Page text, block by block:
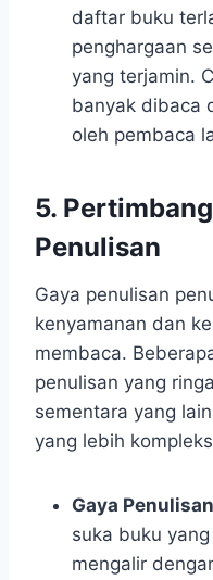
daftar buku
penghargaan
yang terjamin.
banyak dibaca
oleh pembaca
5.
Penulisan
Gaya penulisan
kenyamanan dan
membaca.
penulisan yang
sementara yang
yang lebih
Gaya
suka buku
mengalir